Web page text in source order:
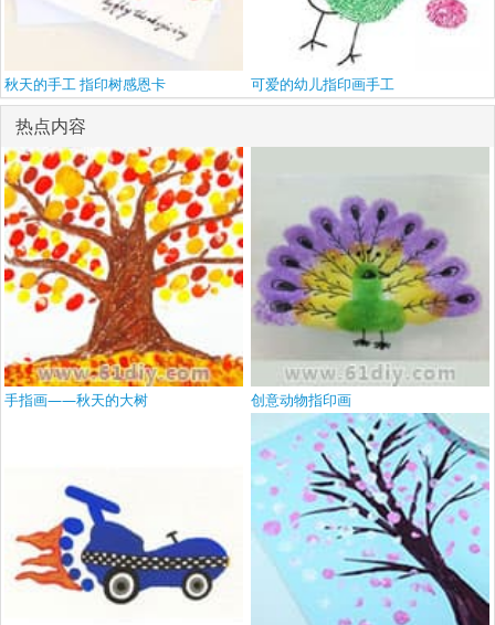
秋天的手工 指印树感恩卡 可爱的幼儿指印画手工
热点内容
手指画——秋天的大树 创意动物指印画